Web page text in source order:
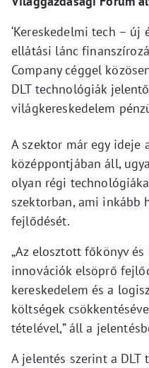
‘Kereskedelmi tech – új
ellátási lánc
Company céggel
DLT technológiák
világkereskedelem
A szektor már egy ideje
középpontjában áll,
olyan régi
szektorban, ami
fejlődését.
„Az elosztott főkönyv
innovációk elsöprő
kereskedelem és a
költségek
tételével,” áll a
A jelentés szerint a